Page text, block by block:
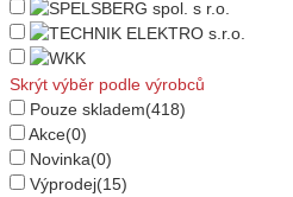
Skrýt výběr podle výrobců
Pouze skladem(418)
Akce(0)
Novinka(0)
Výprodej(15)